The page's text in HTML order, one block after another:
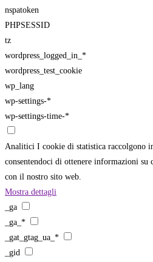
nspatoken
PHPSESSID
tz
wordpress_logged_in_*
wordpress_test_cookie
wp_lang
wp-settings-*
wp-settings-time-*
Analitici I cookie di statistica raccolgono
consentendoci di ottenere informazioni
con il nostro sito web.
Mostra dettagli
_ga
_ga_*
_gat_gtag_ua_*
_gid